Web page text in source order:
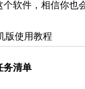
软件，相信你也
版使用教程
务清单